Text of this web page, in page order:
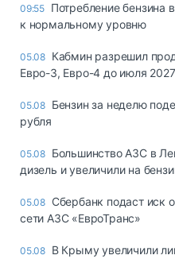
09:55 Потребление бензина
к нормальному уровню
05.08 Кабмин разрешил
Евро-3, Евро-4 до июля
05.08 Бензин за неделю
рубля
05.08 Большинство АЗС в
дизель и увеличили на
05.08 Сбербанк подаст иск
сети АЗС «ЕвроТранс»
05.08 В Крыму увеличили